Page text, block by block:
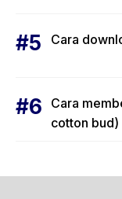
Cara
Cara
cotton bud)